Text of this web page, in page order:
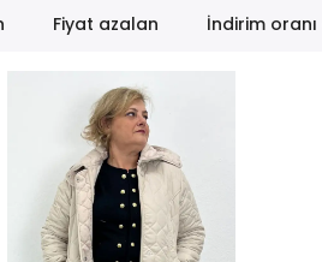
Fiyat azalan İndirim